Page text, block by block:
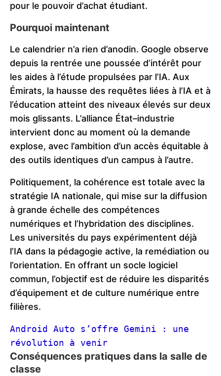
pour le pouvoir d’achat étudiant.
Pourquoi maintenant
Le calendrier n’a rien d’anodin. Google observe
depuis la rentrée une poussée d’intérêt pour
les aides à l’étude propulsées par l’IA. Aux
Émirats, la hausse des requêtes liées à l’IA et à
l’éducation atteint des niveaux élevés sur deux
mois glissants. L’alliance État–industrie
intervient donc au moment où la demande
explose, avec l’ambition d’un accès équitable à
des outils identiques d’un campus à l’autre.
Politiquement, la cohérence est totale avec la
stratégie IA nationale, qui mise sur la diffusion
à grande échelle des compétences
numériques et l’hybridation des disciplines.
Les universités du pays expérimentent déjà
l’IA dans la pédagogie active, la remédiation ou
l’orientation. En offrant un socle logiciel
commun, l’objectif est de réduire les disparités
d’équipement et de culture numérique entre
filières.
Android Auto s’offre Gemini : une
révolution à venir
Conséquences pratiques dans la salle de
classe